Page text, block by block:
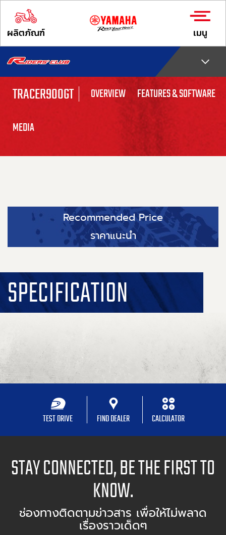
ผลิตภัณฑ์ เมนู
TRACER900GT OVERVIEW FEATURES & SOFTWARE
MEDIA
Recommended Price
ราคาแนะนำ
SPECIFICATION
TEST DRIVE FIND DEALER CALCULATOR
STAY CONNECTED, BE THE FIRST TO
KNOW.
ช่องทางติดตามข่าวสาร เพื่อให้ไม่พลาด
เรื่องราวเด็ดๆ